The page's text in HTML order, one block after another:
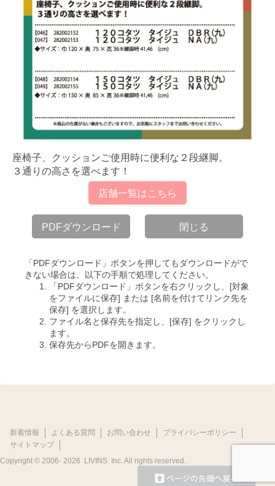
座椅子、クッションご使用時に便利な２段継脚。
３通りの高さを選べます！
店舗一覧はこちら
PDFダウンロード 閉じる
「PDFダウンロード」ボタンを押してもダウンロードがで
きない場合は、以下の手順で処理してください。
「PDFダウンロード」ボタンを右クリックし、[対象
をファイルに保存] または [名前を付けてリンク先を
保存] を選択します。
ファイル名と保存先を指定し、[保存] をクリックし
ます。
保存先からPDFを開きます。
新着情報 よくある質問 お問い合わせ
プライバシーポリシー
サイトマップ
Copyright © 2006- 2026 LIVINS. Inc. All rights reserved.